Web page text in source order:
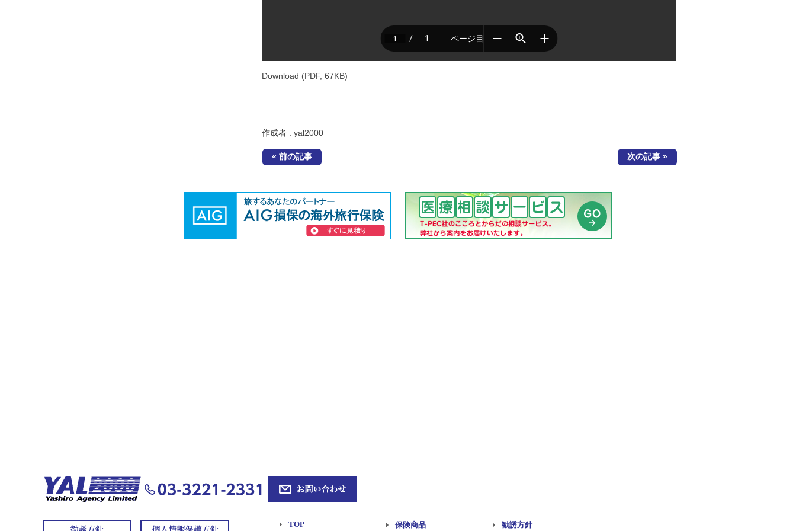
Download (PDF, 67KB)
作成者 : yal2000
« 前の記事 次の記事 »
TOP 保険商品 勧誘方針